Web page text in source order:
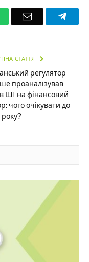
Email
СТАТТЯ
регулятор
проаналізував
ШІ на фінансовий
чого очікувати до